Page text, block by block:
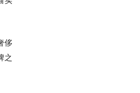
侈
之